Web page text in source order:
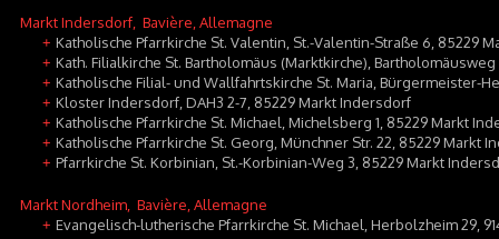
Markt Indersdorf , Bavière, Allemagne
+ Katholische Pfarrkirche St. Valentin, St.-Valentin-Straße 6, 85229
+ Kath. Filialkirche St. Bartholomäus (Marktkirche),
+ Katholische Filial- und Wallfahrtskirche St. Maria, Bürgermeister-
+ Kloster Indersdorf, DAH3 2-7, 85229 Markt Indersdorf
+ Katholische Pfarrkirche St. Michael, Michelsberg 1, 85229 Markt
+ Katholische Pfarrkirche St. Georg, Münchner Str. 22, 85229 Markt
+ Pfarrkirche St. Korbinian, St.-Korbinian-Weg 3, 85229 Markt
Markt Nordheim , Bavière, Allemagne
+ Evangelisch-lutherische Pfarrkirche St. Michael, Herbolzheim 29,